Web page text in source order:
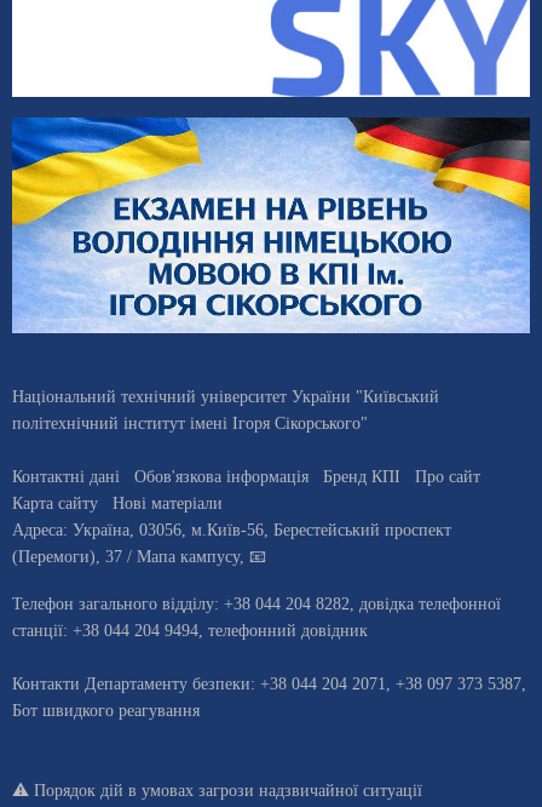
Національний технічний університет України "Київський
політехнічний інститут імені Ігоря Сікорського"
Контактні дані Обов'язкова інформація Бренд КПІ
Про сайт
Карта сайту
Нові матеріали
Адреса: Україна, 03056, м.Київ-56, Берестейський проспект
(Перемоги), 37 / Мапа кампусу, 📧
Телефон загального відділу: +38 044 204 8282, довiдка телефонної
станцiї: +38 044 204 9494, телефонний довідник
Контакти Департаменту безпеки: +38 044 204 2071, +38 097 373 5387,
Бот швидкого реагування
⚠️ Порядок дій в умовах загрози надзвичайної ситуації